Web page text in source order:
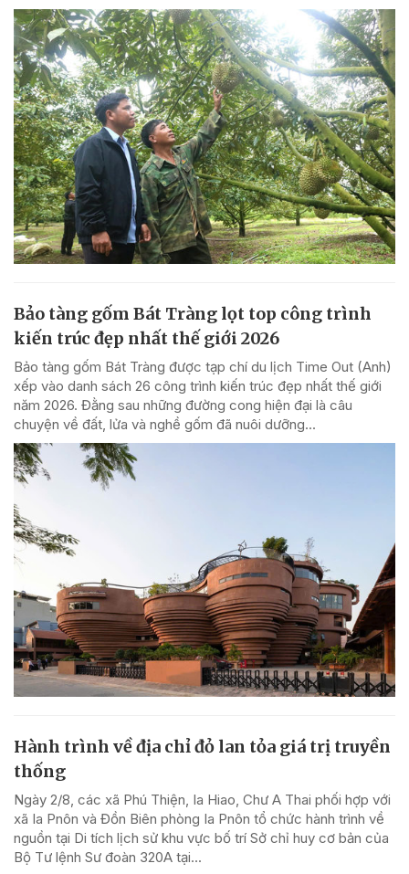
Bảo tàng gốm Bát Tràng lọt top công trình
kiến trúc đẹp nhất thế giới 2026
Bảo tàng gốm Bát Tràng được tạp chí du lịch Time Out (Anh)
xếp vào danh sách 26 công trình kiến trúc đẹp nhất thế giới
năm 2026. Đằng sau những đường cong hiện đại là câu
chuyện về đất, lửa và nghề gốm đã nuôi dưỡng...
Hành trình về địa chỉ đỏ lan tỏa giá trị truyền
thống
Ngày 2/8, các xã Phú Thiện, Ia Hiao, Chư A Thai phối hợp với
xã Ia Pnôn và Đồn Biên phòng Ia Pnôn tổ chức hành trình về
nguồn tại Di tích lịch sử khu vực bố trí Sở chỉ huy cơ bản của
Bộ Tư lệnh Sư đoàn 320A tại...